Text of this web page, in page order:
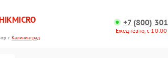
г.Калининград
+7 (800)
Ежедневно, с